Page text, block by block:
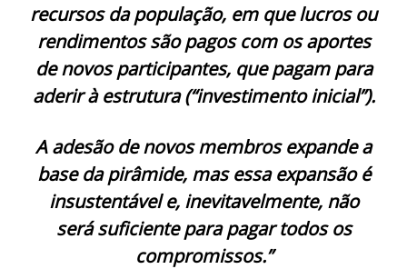
recursos da população, em que lucros ou
rendimentos são pagos com os aportes
de novos participantes, que pagam para
aderir à estrutura (“investimento inicial”).
A adesão de novos membros expande a
base da pirâmide, mas essa expansão é
insustentável e, inevitavelmente, não
será suficiente para pagar todos os
compromissos.”